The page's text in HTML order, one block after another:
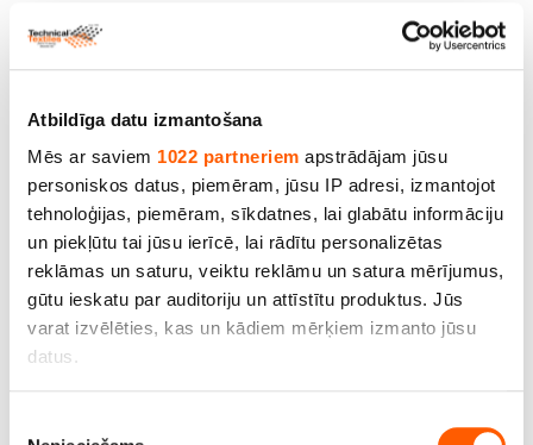
Atbildīga datu izmantošana
Mēs ar saviem 1022 partneriem apstrādājam jūsu
personiskos datus, piemēram, jūsu IP adresi, izmantojot
tehnoloģijas, piemēram, sīkdatnes, lai glabātu informāciju
un piekļūtu tai jūsu ierīcē, lai rādītu personalizētas
reklāmas un saturu, veiktu reklāmu un satura mērījumus,
gūtu ieskatu par auditoriju un attīstītu produktus. Jūs
varat izvēlēties, kas un kādiem mērķiem izmanto jūsu
datus.
Cena līdz 18.15€ *